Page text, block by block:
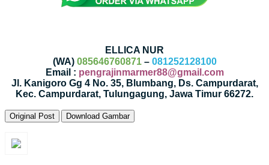
ELLICA NUR
(WA) 085646760871– 081252128100
Email : pengrajinmarmer88@gmail.com
Jl. Kanigoro Gg 4 No. 35, Blumbang, Ds. Campurdarat,
Kec. Campurdarat, Tulungagung, Jawa Timur 66272.
Original Post Download Gambar